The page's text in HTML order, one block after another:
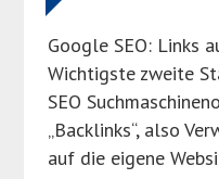
Google SEO: Links
Wichtigste zweite
SEO
„Backlinks“, also
auf die eigene